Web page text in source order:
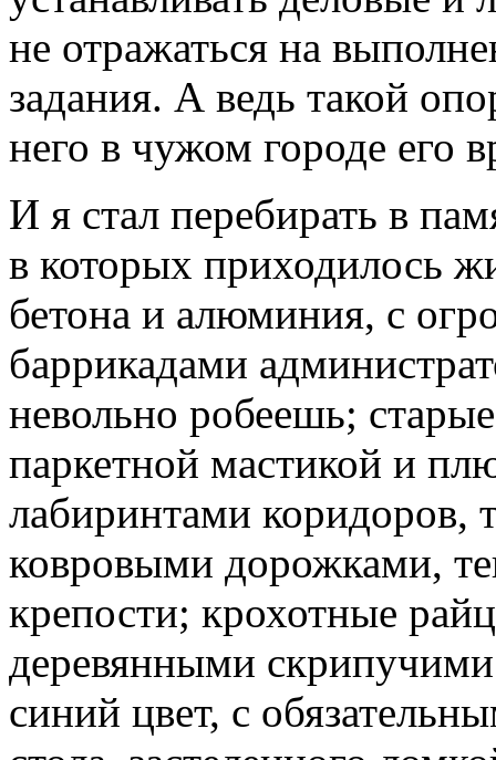
не отражаться на
задания. А ведь такой
него в чужом городе его
И я стал перебирать в
в которых приходилось
бетона и алюминия, с
баррикадами
невольно робеешь;
паркетной мастикой и
лабиринтами коридоров,
ковровыми дорожками,
крепости; крохотные
деревянными
синий цвет, с